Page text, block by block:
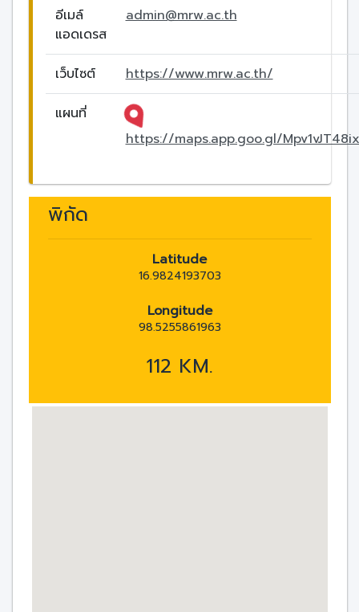
อีเมล์
แอดเดรส
admin@mrw.ac.th
เว็บไซต์ https://www.mrw.ac.th/
แผนที่
https://maps.app.goo.gl/
พิกัด
Latitude
16.9824193703
Longitude
98.5255861963
112 KM.